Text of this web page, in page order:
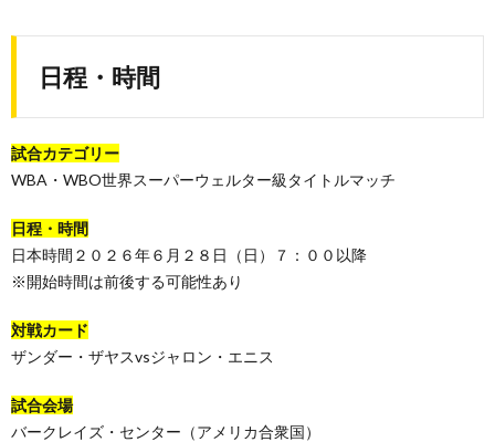
日程・時間
試合カテゴリー
WBA・WBO世界スーパーウェルター級タイトルマッチ
日程・時間
日本時間２０２６年６月２８日（日）７：００以降
※開始時間は前後する可能性あり
対戦カード
ザンダー・ザヤスvsジャロン・エニス
試合会場
バークレイズ・センター（アメリカ合衆国）